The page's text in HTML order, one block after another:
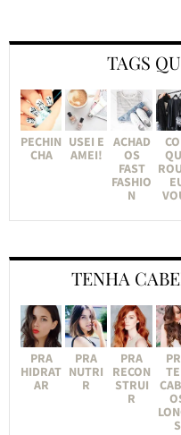
TAGS
PECHIN
CHA
USEI E
AMEI!
ACHAD
OS
FAST
FASHIO
N
TENHA
PRA
HIDRAT
AR
PRA
NUTRI
R
PRA
RECON
STRUI
R
S